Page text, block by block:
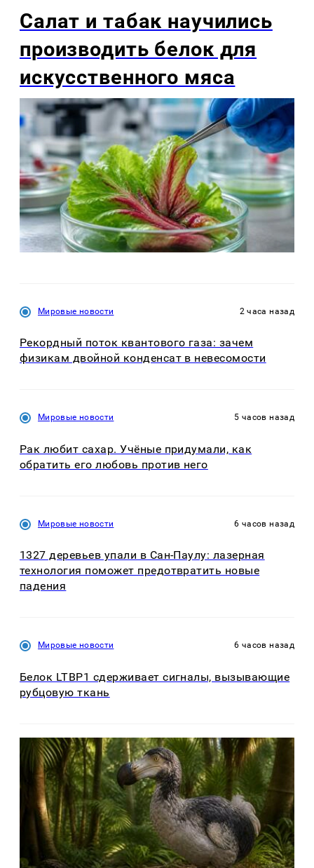
Салат и табак научились
производить белок для
искусственного мяса
Мировые новости 2 часа назад
Рекордный поток квантового газа: зачем
физикам двойной конденсат в невесомости
Мировые новости 5 часов назад
Рак любит сахар. Учёные придумали, как
обратить его любовь против него
Мировые новости 6 часов назад
1327 деревьев упали в Сан-Паулу: лазерная
технология поможет предотвратить новые
падения
Мировые новости 6 часов назад
Белок LTBP1 сдерживает сигналы, вызывающие
рубцовую ткань